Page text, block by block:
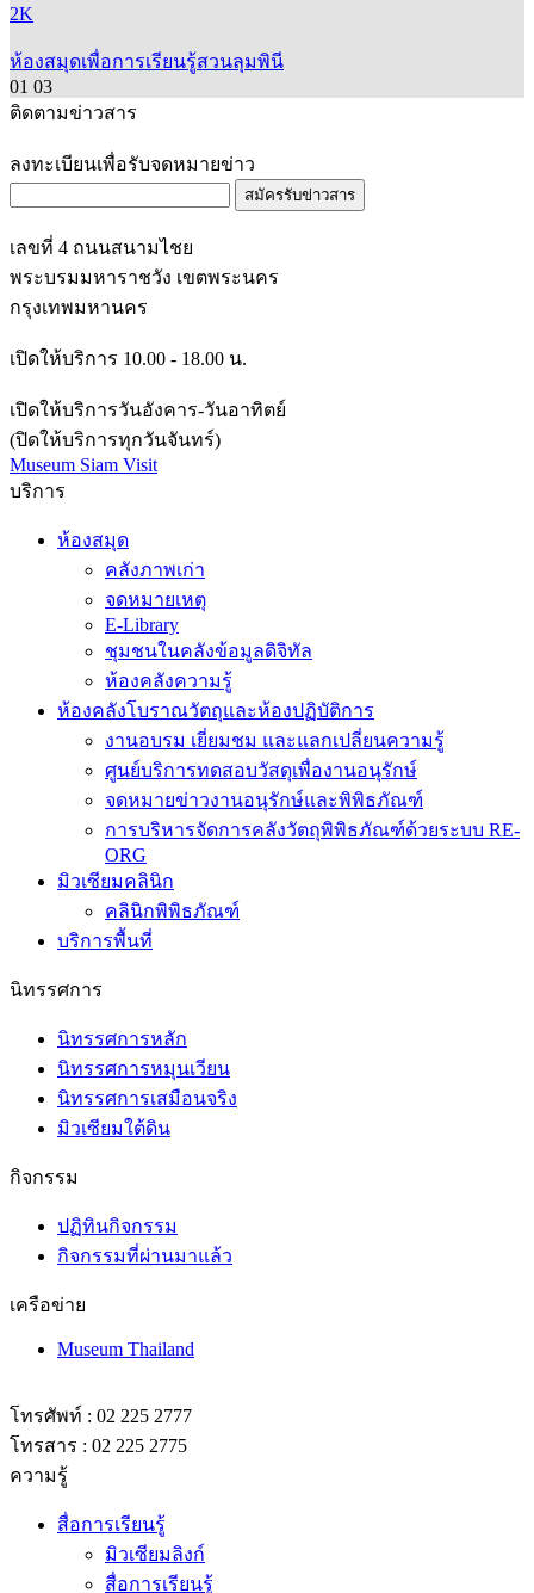
2K
ห้องสมุดเพื่อการเรียนรู้สวนลุมพินี
01 03
ติดตามข่าวสาร
ลงทะเบียนเพื่อรับจดหมายข่าว
สมัครรับข่าวสาร
เลขที่ 4 ถนนสนามไชย
พระบรมมหาราชวัง เขตพระนคร
กรุงเทพมหานคร
เปิดให้บริการ 10.00 - 18.00 น.
เปิดให้บริการวันอังคาร-วันอาทิตย์
(ปิดให้บริการทุกวันจันทร์)
Museum Siam Visit
บริการ
ห้องสมุด
คลังภาพเก่า
จดหมายเหตุ
E-Library
ชุมชนในคลังข้อมูลดิจิทัล
ห้องคลังความรู้
ห้องคลังโบราณวัตถุและห้องปฏิบัติการ
งานอบรม เยี่ยมชม และแลกเปลี่ยนความรู้
ศูนย์บริการทดสอบวัสดุเพื่องานอนุรักษ์
จดหมายข่าวงานอนุรักษ์และพิพิธภัณฑ์
การบริหารจัดการคลังวัตถุพิพิธภัณฑ์ด้วยระบบ RE-
ORG
มิวเซียมคลินิก
คลินิกพิพิธภัณฑ์
บริการพื้นที่
นิทรรศการ
นิทรรศการหลัก
นิทรรศการหมุนเวียน
นิทรรศการเสมือนจริง
มิวเซียมใต้ดิน
กิจกรรม
ปฏิทินกิจกรรม
กิจกรรมที่ผ่านมาแล้ว
เครือข่าย
Museum Thailand
โทรศัพท์ : 02 225 2777
โทรสาร : 02 225 2775
ความรู้
สื่อการเรียนรู้
มิวเซียมลิงก์
สื่อการเรียนรู้